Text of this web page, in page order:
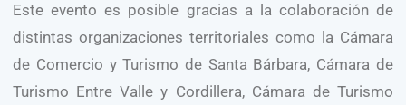
Este evento es posible gracias a la colaboración de
distintas organizaciones territoriales como la Cámara
de Comercio y Turismo de Santa Bárbara, Cámara de
Turismo Entre Valle y Cordillera, Cámara de Turismo